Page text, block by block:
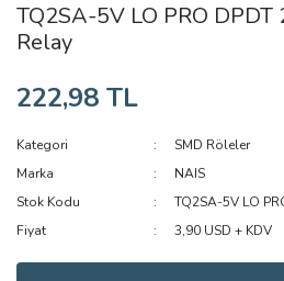
TQ2SA-5V LO PRO DPDT
Relay
222,98 TL
Kategori
SMD Röleler
Marka
NAIS
Stok Kodu
TQ2SA-5V LO
Fiyat
3,90 USD + KDV